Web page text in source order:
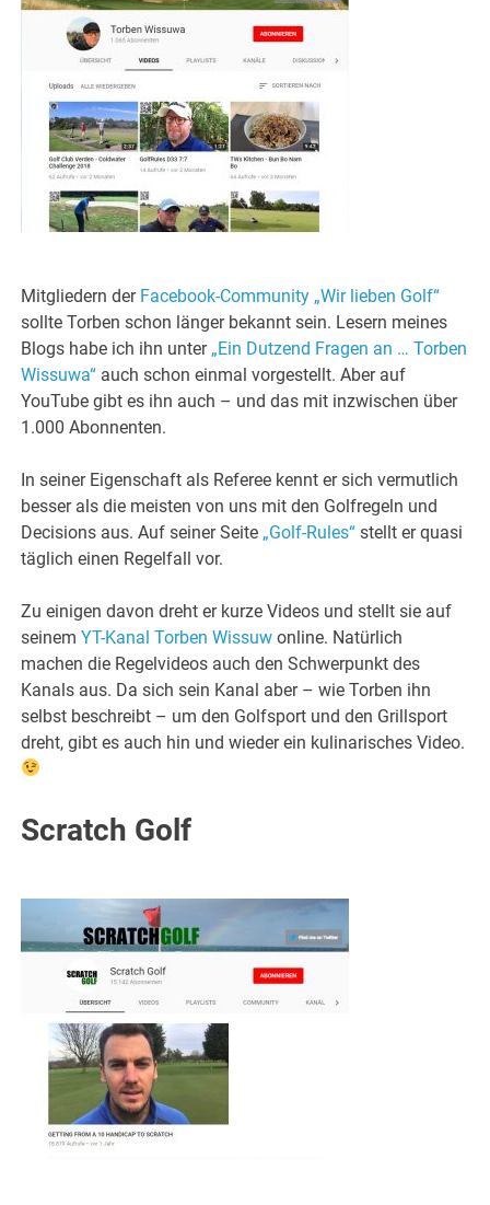
Mitgliedern der Facebook-Community „Wir lieben Golf“
sollte Torben schon länger bekannt sein. Lesern meines
Blogs habe ich ihn unter „Ein Dutzend Fragen an … Torben
Wissuwa“ auch schon einmal vorgestellt. Aber auf
YouTube gibt es ihn auch – und das mit inzwischen über
1.000 Abonnenten.
In seiner Eigenschaft als Referee kennt er sich vermutlich
besser als die meisten von uns mit den Golfregeln und
Decisions aus. Auf seiner Seite „Golf-Rules“ stellt er quasi
täglich einen Regelfall vor.
Zu einigen davon dreht er kurze Videos und stellt sie auf
seinemYT-Kanal Torben Wissuw online. Natürlich
machen die Regelvideos auch den Schwerpunkt des
Kanals aus. Da sich sein Kanal aber – wie Torben ihn
selbst beschreibt – um den Golfsport und den Grillsport
dreht, gibt es auch hin und wieder ein kulinarisches Video.
Scratch Golf